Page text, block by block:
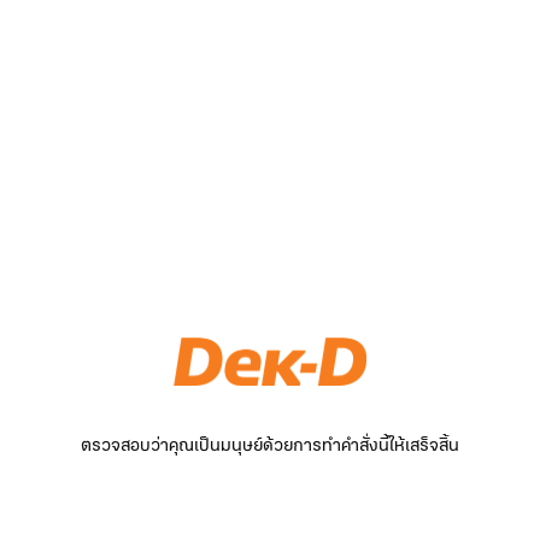
ตรวจสอบว่าคุณเป็นมนุษย์ด้วยการทำคำสั่งนี้ให้เสร็จสิ้น